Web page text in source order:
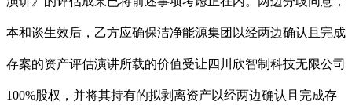
本和谈生效后，乙方应确保洁净能源集团以经两边确认且完成
存案的资产评估演讲所载的价值受让四川欣智制科技无限公司
100%股权，并将其持有的拟剥离资产以经两边确认且完成存